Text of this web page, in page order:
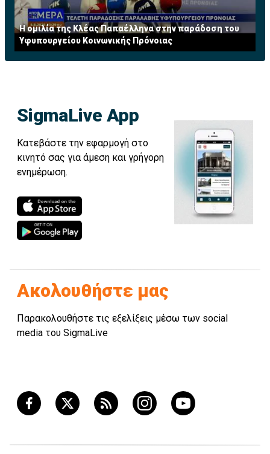
Η ομιλία της Κλέας Παπαέλληνα στην παράδοση του
Υφυπουργείου Κοινωνικής Πρόνοιας
SigmaLive App
Κατεβάστε την εφαρμογή στο
κινητό σας για άμεση και γρήγορη
ενημέρωση.
Ακολουθήστε μας
Παρακολουθήστε τις εξελίξεις μέσω των social
media του SigmaLive